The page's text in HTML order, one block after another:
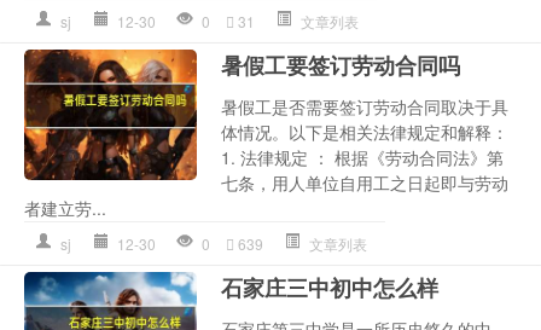
sj 12-30 0 31 文章列表
暑假工要签订劳动合同吗
暑假工是否需要签订劳动合同取决于具
体情况。以下是相关法律规定和解释：
1. 法律规定 ： 根据《劳动合同法》第
七条，用人单位自用工之日起即与劳动
者建立劳...
sj 12-30 0 639 文章列表
石家庄三中初中怎么样